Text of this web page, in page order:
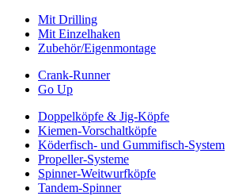
Mit Drilling
Mit Einzelhaken
Zubehör/Eigenmontage
Crank-Runner
Go Up
Doppelköpfe & Jig-Köpfe
Kiemen-Vorschaltköpfe
Köderfisch- und Gummifisch-System
Propeller-Systeme
Spinner-Weitwurfköpfe
Tandem-Spinner